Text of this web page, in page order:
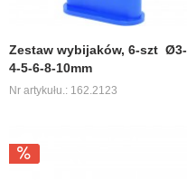
Zestaw wybijaków, 6-szt Ø3-
4-5-6-8-10mm
Nr artykułu.: 162.2123